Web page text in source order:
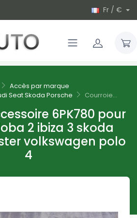
Fr / €
Accès par marque
Seat Skoda Porsche
Courroie...
6PK780 pour
2 ibiza 3 skoda
volkswagen polo
4